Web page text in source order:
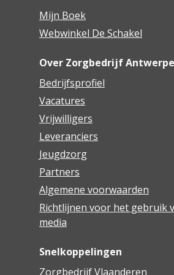
Mijn Boek
Webwinkel De Schakel
Over Zorgbedrijf
Bedrijfsprofiel
Vacatures
Vrijwilligers
Leveranciers
Jeugdzorg
Partners
Algemene voorwaarden
Richtlijnen voor het gebruik
media
Snelkoppelingen
Zorgbedrijf Vlaanderen